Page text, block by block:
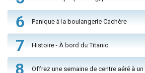
6 Panique à la boulangerie Cachère
7 Histoire - À bord du Titanic
8 Offrez une semaine de centre aéré à